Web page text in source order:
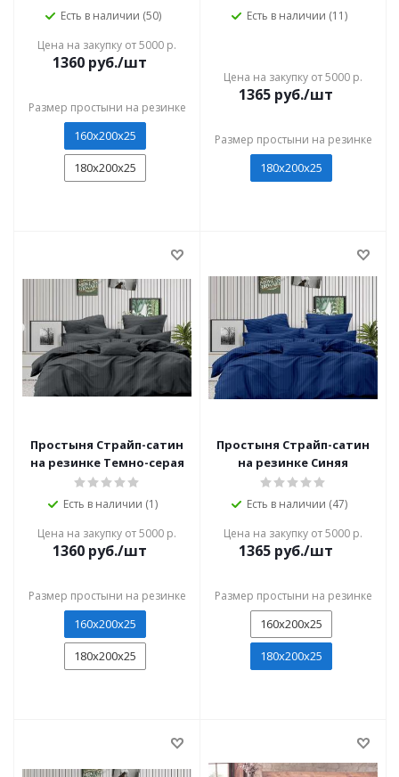
Есть в наличии (50)
Цена на закупку от 5000 р.
1360 руб./шт
Размер простыни на резинке
160х200х25
180x200x25
Есть в наличии (11)
Цена на закупку от 5000 р.
1365 руб./шт
Размер простыни на резинке
180x200x25
Простыня Страйп-сатин
на резинке Темно-серая
Есть в наличии (1)
Цена на закупку от 5000 р.
1360 руб./шт
Размер простыни на резинке
160х200х25
180x200x25
Простыня Страйп-сатин
на резинке Синяя
Есть в наличии (47)
Цена на закупку от 5000 р.
1365 руб./шт
Размер простыни на резинке
160х200х25
180x200x25